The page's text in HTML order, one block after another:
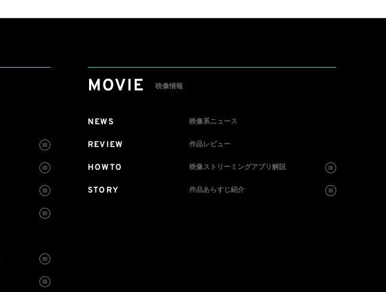
MOVIE 映像情報
NEWS 映像系ニュース
REVIEW 作品レビュー
HOWTO 映像ストリーミングアプリ解説
STORY 作品あらすじ紹介